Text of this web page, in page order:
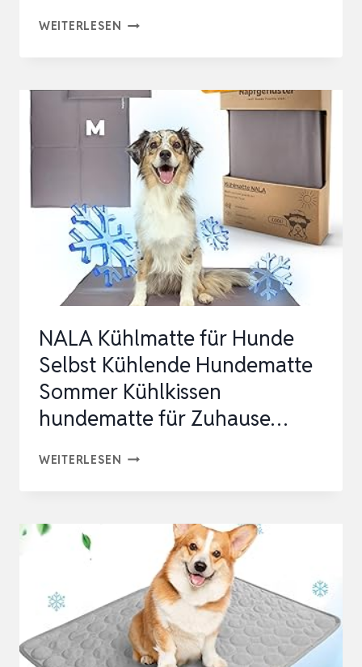
WEITERLESEN KÜHLDECKE
WASCHBAR,
MAX>0,4,
WASSERDICHTE
HUNDEDECKE
104×78CM,
DOPPELSEITIGE
KÜHL…
NALA Kühlmatte für Hunde
Selbst Kühlende Hundematte
Sommer Kühlkissen
hundematte für Zuhause…
WEITERLESEN NALA
SELBST
KÜHLENDE
HUNDEMATTE
SOMMER
KÜHLKISSEN